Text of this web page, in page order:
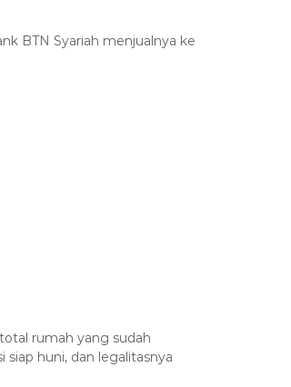
BTN Syariah menjualnya ke
rumah yang sudah
siap huni, dan legalitasnya